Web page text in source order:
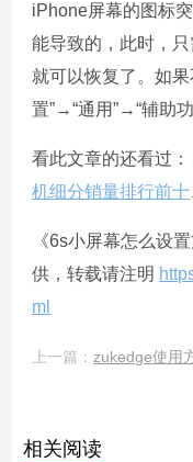
iPhone屏幕的图标
能导致的，此时，
就可以恢复了。如
置”→“通用”→“辅助
看此文章的还看过：
机细分销量排行前十
《6s小屏幕怎么设
供，转载请注明
ml
上一篇：zukedge使用
相关阅读